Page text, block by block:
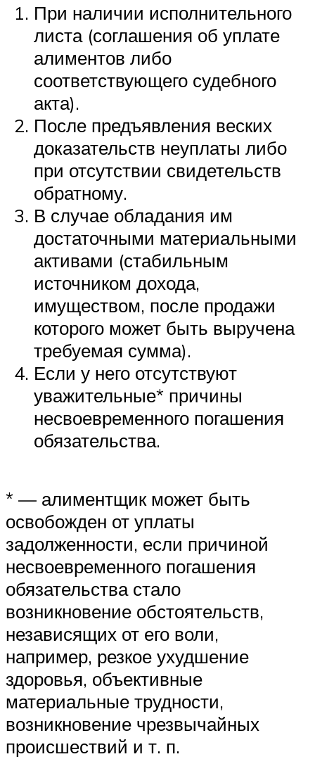
При наличии исполнительного
листа (соглашения об уплате
алиментов либо
соответствующего судебного
акта).
После предъявления веских
доказательств неуплаты либо
при отсутствии свидетельств
обратному.
В случае обладания им
достаточными материальными
активами (стабильным
источником дохода,
имуществом, после продажи
которого может быть выручена
требуемая сумма).
Если у него отсутствуют
уважительные* причины
несвоевременного погашения
обязательства.
* — алиментщик может быть
освобожден от уплаты
задолженности, если причиной
несвоевременного погашения
обязательства стало
возникновение обстоятельств,
независящих от его воли,
например, резкое ухудшение
здоровья, объективные
материальные трудности,
возникновение чрезвычайных
происшествий и т. п.